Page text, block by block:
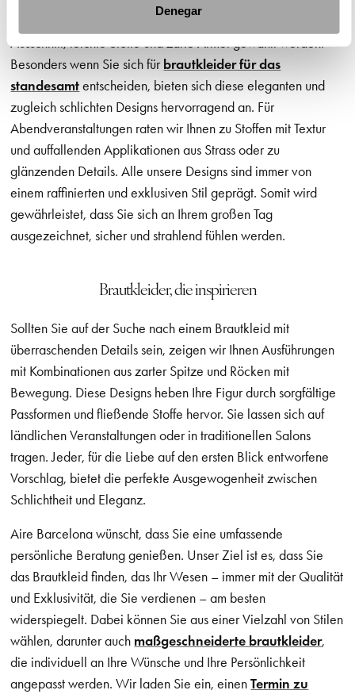
Denegar
Für eine Hochzeit am Tag sollten deshalb ein weicher
Ausschnitt, leichte Stoffe und zarte Ärmel gewählt werden.
Besonders wenn Sie sich fürbrautkleider für das
standesamtentscheiden, bieten sich diese eleganten und
zugleich schlichten Designs hervorragend an. Für
Abendveranstaltungen raten wir Ihnen zu Stoffen mit Textur
und auffallenden Applikationen aus Strass oder zu
glänzenden Details. Alle unsere Designs sind immer von
einem raffinierten und exklusiven Stil geprägt. Somit wird
gewährleistet, dass Sie sich an Ihrem großen Tag
ausgezeichnet, sicher und strahlend fühlen werden.
Brautkleider, die inspirieren
Sollten Sie auf der Suche nach einem Brautkleid mit
überraschenden Details sein, zeigen wir Ihnen Ausführungen
mit Kombinationen aus zarter Spitze und Röcken mit
Bewegung. Diese Designs heben Ihre Figur durch sorgfältige
Passformen und fließende Stoffe hervor. Sie lassen sich auf
ländlichen Veranstaltungen oder in traditionellen Salons
tragen. Jeder, für die Liebe auf den ersten Blick entworfene
Vorschlag, bietet die perfekte Ausgewogenheit zwischen
Schlichtheit und Eleganz.
Aire Barcelona wünscht, dass Sie eine umfassende
persönliche Beratung genießen. Unser Ziel ist es, dass Sie
das Brautkleid finden, das Ihr Wesen – immer mit der Qualität
und Exklusivität, die Sie verdienen – am besten
widerspiegelt. Dabei können Sie aus einer Vielzahl von Stilen
wählen, darunter auch maßgeschneiderte brautkleider,
die individuell an Ihre Wünsche und Ihre Persönlichkeit
angepasst werden. Wir laden Sie ein, einenTermin zu